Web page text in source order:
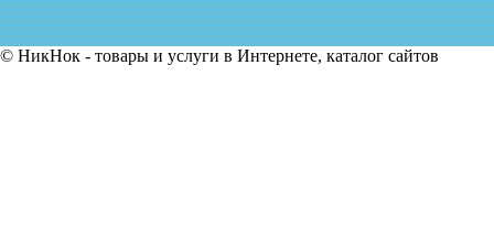
© НикНок - товары и услуги в Интернете, каталог сайтов